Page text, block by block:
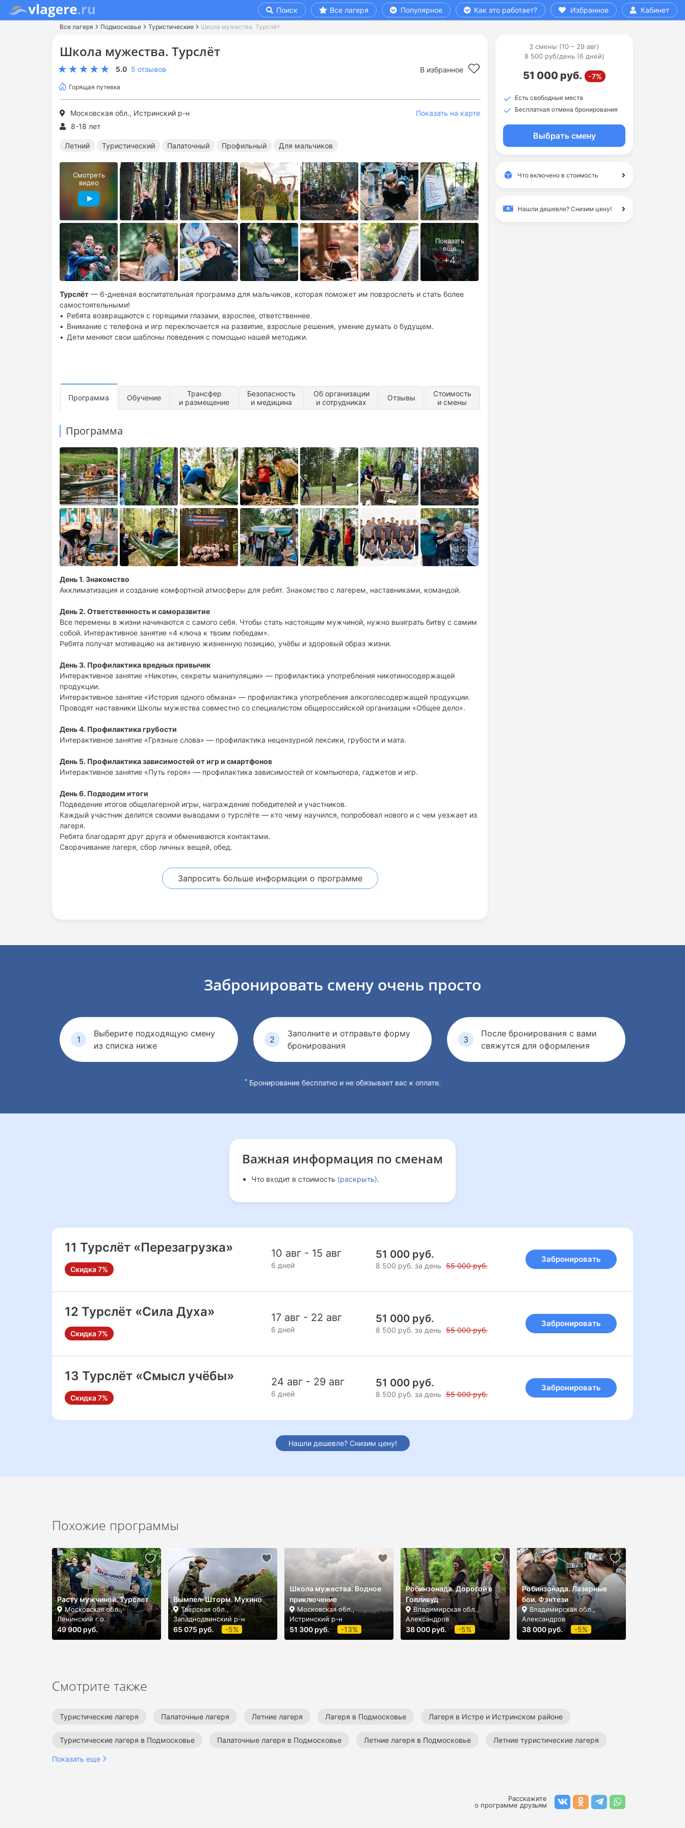
Поиск Все лагеря Популярное Как это работает? Избранное Кабинет
Все лагеря Подмосковье Туристические Школа мужества. Турслёт
Школа мужества. Турслёт
5.0 5 отзывов В избранное
Горящая путевка
Московская обл., Истринский р-н
Показать на карте
8-18 лет
Летний Туристический Палаточный Профильный Для мальчиков
Турслёт — 6-дневная воспитательная программа для мальчиков, которая поможет им повзрослеть и стать более
самостоятельными!
Ребята возвращаются с горящими глазами, взрослее, ответственнее.
Внимание с телефона и игр переключается на развитие, взрослые решения, умение думать о будущем.
Дети меняют свои шаблоны поведения с помощью нашей методики.
Смотреть
видео
Программа Обучение
Трансфер
и размещение
Безопасность
и медицина
Об организации
и сотрудниках
Отзывы
Стоимость
и смены
Программа
День 1. Знакомство
Акклиматизация и создание комфортной атмосферы для ребят. Знакомство с лагерем, наставниками, командой.
День 2. Ответственность и саморазвитие
Все перемены в жизни начинаются с самого себя. Чтобы стать настоящим мужчиной, нужно выиграть битву с самим
собой. Интерактивное занятие «4 ключа к твоим победам».
Ребята получат мотивацию на активную жизненную позицию, учёбы и здоровый образ жизни.
День 3. Профилактика вредных привычек
Интерактивное занятие «Никотин, секреты манипуляции» — профилактика употребления никотиносодержащей
продукции.
Интерактивное занятие «История одного обмана» — профилактика употребления алкоголесодержащей продукции.
Проводят наставники Школы мужества совместно со специалистом общероссийской организации «Общее дело».
День 4. Профилактика грубости
Интерактивное занятие «Грязные слова» — профилактика нецензурной лексики, грубости и мата.
День 5. Профилактика зависимостей от игр и смартфонов
Интерактивное занятие «Путь героя» — профилактика зависимостей от компьютера, гаджетов и игр.
День 6. Подводим итоги
Подведение итогов общелагерной игры, награждение победителей и участников.
Каждый участник делится своими выводами о турслёте — кто чему научился, попробовал нового и с чем уезжает из
лагеря.
Ребята благодарят друг друга и обмениваются контактами.
Сворачивание лагеря, сбор личных вещей, обед.
Запросить больше информации о программе
3 смены (10 – 29 авг)
8 500 руб/день (6 дней)
51 000 руб. -7%
Есть свободные места
Бесплатная отмена бронирования
Выбрать смену
Что включено в стоимость
Нашли дешевле? Снизим цену!
Забронировать смену очень просто
Выберите подходящую смену
из списка ниже
Заполните и отправьте форму
бронирования
После бронирования с вами
свяжутся для оформления
*Бронирование бесплатно и не обязывает вас к оплате.
Важная информация по сменам
Что входит в стоимость (раскрыть).
11 Турслёт «Перезагрузка»
Скидка 7%
10 авг - 15 авг
6 дней
51 000 руб.
8 500 руб. за день 55 000 руб.
Забронировать
12 Турслёт «Сила Духа»
Скидка 7%
17 авг - 22 авг
6 дней
51 000 руб.
8 500 руб. за день 55 000 руб.
Забронировать
13 Турслёт «Смысл учёбы»
Скидка 7%
24 авг - 29 авг
6 дней
51 000 руб.
8 500 руб. за день 55 000 руб.
Забронировать
Нашли дешевле? Снизим цену!
Похожие программы
Расту мужчиной. Турслет
Московская обл.,
Ленинский г.о.
49 900 руб.
Вымпел-Шторм. Мухино
Тверская обл.,
Западнодвинский р-н
65 075 руб. -5%
Школа мужества. Водное
приключение
Московская обл.,
Истринский р-н
51 300 руб. -13%
Робинзонада. Дорогой в
Голливуд
Владимирская обл.,
Александров
38 000 руб. -5%
Робинзонада. Лазерные
бои. Фэнтези
Владимирская обл.,
Александров
38 000 руб. -5%
Смотрите также
Туристические лагеря Палаточные лагеря Летние лагеря Лагеря в Подмосковье Лагеря в Истре и Истринском районе
Туристические лагеря в Подмосковье Палаточные лагеря в Подмосковье Летние лагеря в Подмосковье Летние туристические лагеря
Летние палаточные лагеря
Показать еще
Расскажите
о программе друзьям